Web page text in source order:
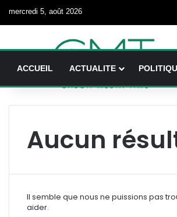
mercredi 5, août 2026
ACCUEIL ACTUALITE
Aucun
Il semble que nous ne puissions pas
aider.